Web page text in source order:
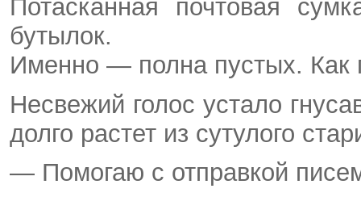
Потасканная почтовая
бутылок.
Именно — полна пустых. Как
Несвежий голос устало
долго растет из сутулого
— Помогаю с отправкой